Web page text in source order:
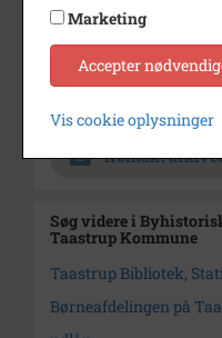
Enhed
Arkiv
Kontakt arkivet
Søg videre i
Taastrup Kommune
Taastrup Bibliotek,
Børneafdelingen på
Marketing
Accepter
Vis cookie oplysninger